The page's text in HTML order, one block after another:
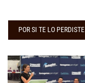
POR SI TE LO PERDISTE